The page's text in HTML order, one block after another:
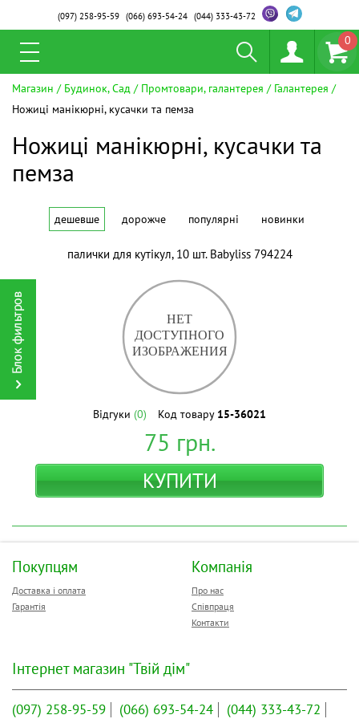
(097)258-95-59 (066)693-54-24 (044)333-43-72
0
Магазин Будинок, Сад Промтовари, галантерея
Галантерея
Ножиці манікюрні, кусачки та пемза
Ножиці манікюрні, кусачки та
пемза
дешевше дорожче популярні новинки
палички для кутікул, 10 шт. Babyliss 794224
Відгуки (0) Код товару 15-36021
75 грн.
КУПИТИ
Покупцям
Доставка і оплата
Гарантія
Компанія
Про нас
Співпраця
Контакти
Інтернет магазин "Твій дім"
(097) 258-95-59 (066) 693-54-24 (044) 333-43-72